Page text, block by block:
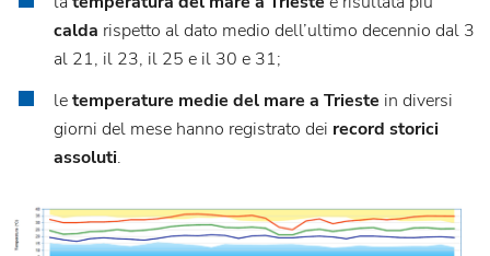
calda rispetto al dato medio dell’ultimo decennio dal 3
al 21, il 23, il 25 e il 30 e 31;
letemperature medie del mare a Trieste in diversi
giorni del mese hanno registrato dei record storici
assoluti.